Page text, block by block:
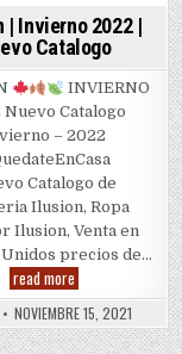
| Invierno 2022 |
Catalogo
INVIERNO
Nuevo Catalogo
– 2022
Catalogo de
Ilusion, Ropa
Ilusion, Venta en
precios de…
read more
|
Invierno
2022
|
NOVIEMBRE 15, 2021